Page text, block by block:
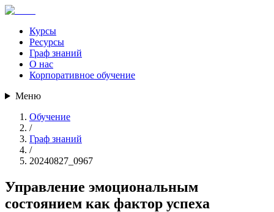
Курсы
Ресурсы
Граф знаний
О нас
Корпоративное обучение
Меню
Обучение
/
Граф знаний
/
20240827_0967
Управление эмоциональным
состоянием как фактор успеха